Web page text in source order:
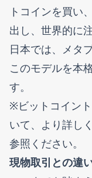
トコインを買い
出し、世界的に
日本では、メタ
このモデルを本
す。
※ビットコイン
いて、より詳し
参照ください。
現物取引との違